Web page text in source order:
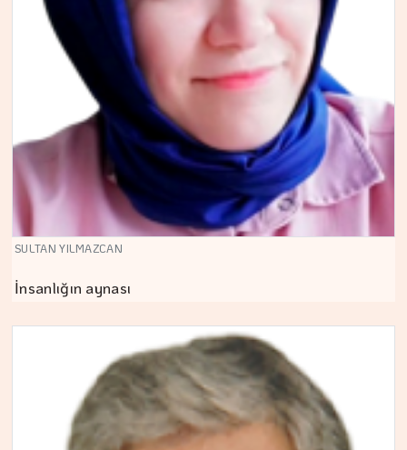
SULTAN YILMAZCAN
İnsanlığın aynası